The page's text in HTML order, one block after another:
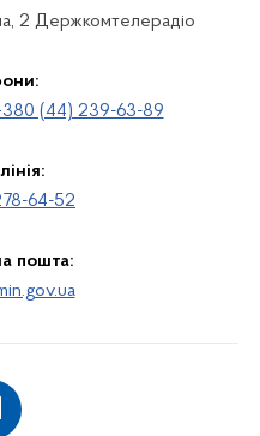
2 Держкомтелерадіо
(44) 239-63-89
64-52
пошта: